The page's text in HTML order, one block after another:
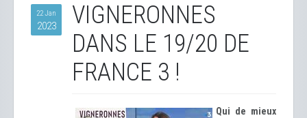
22 Jan
2023
VIGNERONNES
DANS LE 19/20 DE
FRANCE 3 !
Qui de mieux